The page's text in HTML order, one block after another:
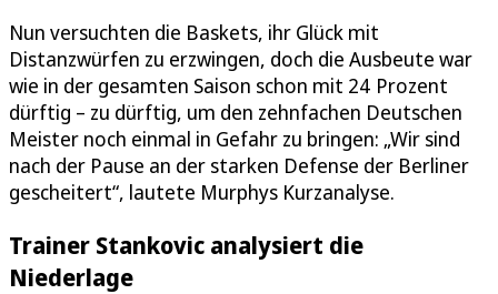
Nun versuchten die Baskets, ihr Glück mit
Distanzwürfen zu erzwingen, doch die Ausbeute war
wie in der gesamten Saison schon mit 24 Prozent
dürftig – zu dürftig, um den zehnfachen Deutschen
Meister noch einmal in Gefahr zu bringen: „Wir sind
nach der Pause an der starken Defense der Berliner
gescheitert“, lautete Murphys Kurzanalyse.
Trainer Stankovic analysiert die
Niederlage